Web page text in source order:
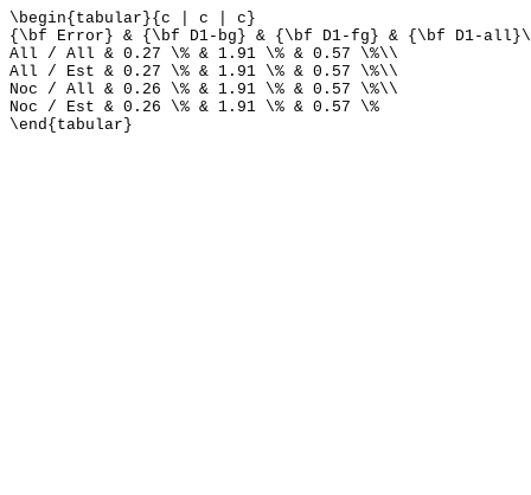
\begin{tabular}{c | c | c}
{\bf Error} & {\bf D1-bg} & {\bf D1-fg} & {\bf D1-
All / All & 0.27 \% & 1.91 \% & 0.57 \%\\
All / Est & 0.27 \% & 1.91 \% & 0.57 \%\\
Noc / All & 0.26 \% & 1.91 \% & 0.57 \%\\
Noc / Est & 0.26 \% & 1.91 \% & 0.57 \%
\end{tabular}